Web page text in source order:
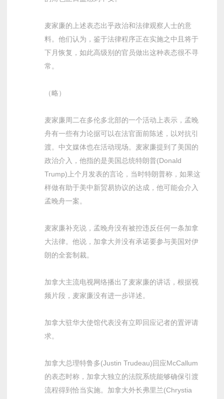
麦家廉的上述表态出乎政治和法律观察人士的意
料。他们认为，鉴于法律程序正在实施之中且将于
下月恢复，如此高级别的官员做出这种表态很不寻
常。
（略）
麦家廉周二在多伦多北部的一个活动上表示，孟晚
舟有一些有力论据可以在法官面前陈述，以对抗引
渡。中文媒体也在活动现场。麦家廉提到了美国的
政治介入，他指的是美国总统特朗普(Donald
Trump)上个月发表的言论，当时特朗普称，如果这
样做有助于美中新贸易协议的达成，他可能会介入
孟晚舟一案。
麦家廉补充说，孟晚舟没有被控违反任何一条加拿
大法律。他说，加拿大并没有承诺要参与美国对伊
朗的全套制裁。
加拿大主流电视网络播出了麦家廉的讲话，根据视
频片段，麦家廉没有进一步详述。
加拿大驻华大使馆代表没有立即回应记者的置评请
求。
加拿大总理特鲁多(Justin Trudeau)回应McCallum
的表态时称，加拿大独立的法院系统能够确保引渡
流程得到恰当实施。加拿大外长弗里兰(Chrystia